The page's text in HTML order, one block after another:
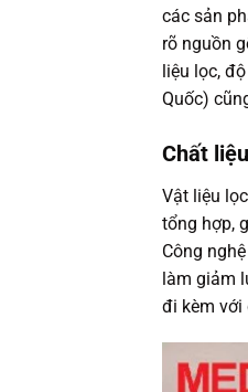
các sản
rõ nguồn
liệu lọc,
Quốc)
Chất
Vật liệu
tổng hợp,
Công
làm giảm
đi kèm với